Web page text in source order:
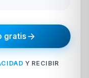
gratis
Y RECIBIR